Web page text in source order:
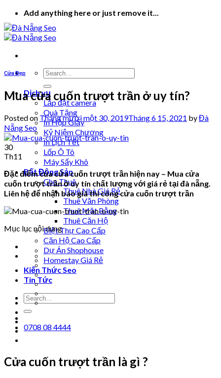
Skip
to
content
Add anything here or just remove it...
Dịch vụ
Lắp đặt camera
Quà Tặng
In Hộp Giấy
Kỷ Niệm Chương
In Lịch Tết
Lốp Ô Tô
Máy Sấy Khô
Bất Động Sản
Cho Thuê
Thuê Nhà Giá Rẻ
Thuê Văn Phòng
Thuê Mặt Bằng
Thuê Căn Hộ
Biệt Thự Cao Cấp
Căn Hộ Cao Cấp
Dự Án Shophouse
Homestay Giá Rẻ
Kiến Thức Seo
Tin Tức
0708 08 4444
Cửa Đẹp
Mua cửa cuốn trượt trần ở uy tín?
Posted on Tháng mười một 30, 2019Tháng 6 15, 2021 byĐà
Nẵng Seo
30
Th11
Đặc điểm của cửa cuốn trượt trần hiện nay – Mua cửa
cuốn trượt trần ở uy tín chất lượng với giá rẻ tại đà nẵng.
Liên hệ để nhận báo giá thi công cửa cuốn trượt trần
Mục lục nội dung
Cửa cuốn trượt trần là gì ?